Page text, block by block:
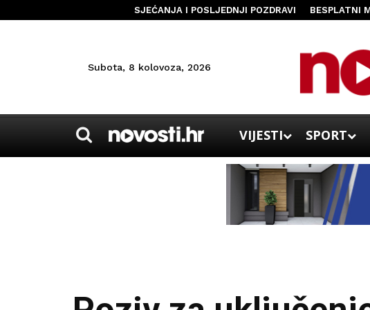
SJEĆANJA I POSLJEDNJI POZDRAVI BESPLATNI
Subota, 8 kolovoza, 2026
VIJESTI SPORT